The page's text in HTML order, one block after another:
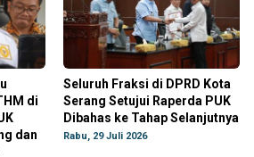
di
dan
Seluruh Fraksi di DPRD Kota
Serang Setujui Raperda PUK
Dibahas ke Tahap Selanjutnya
Rabu, 29 Juli 2026